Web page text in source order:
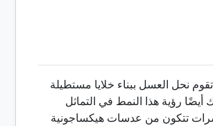
نحل العسل ببناء خلايا مستطيلة
رؤية هذا النمط في التماثل
تتكون من عدسات هيكساجونية